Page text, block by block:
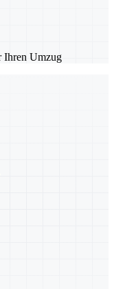
Ihren Umzug